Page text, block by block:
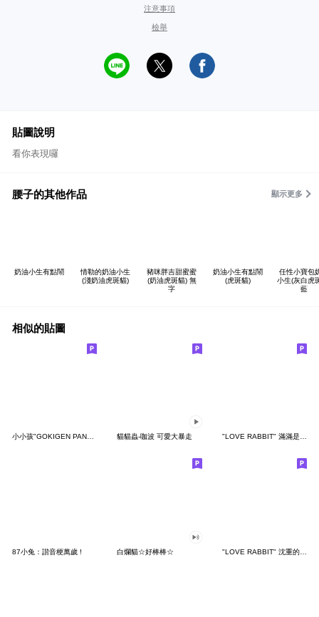
注意事項
檢舉
貼圖說明
看你表現囉
腰子的其他作品 顯示更多
奶油小生有點鬧
情勒的奶油小生
(淺奶油虎斑貓)
豬咪胖吉甜蜜蜜
(奶油虎斑貓) 無
字
奶油小生有點鬧
(虎斑貓)
任性小寶包
小生(灰白虎
藍
相似的貼圖
小小孩"GOKIGEN PANDA" 台灣版 貓貓蟲-咖波 可愛大暴走 "LOVE RABBIT" 滿滿是愛 台灣版
87小兔：諧音梗萬歲 ! 白爛貓☆好棒棒☆ "LOVE RABBIT" 沈重的愛 台灣版